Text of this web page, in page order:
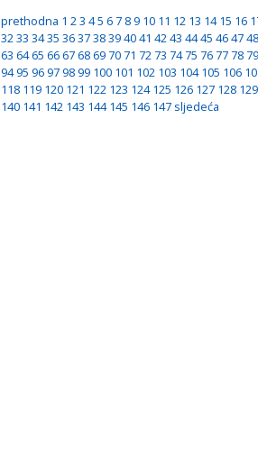
prethodna 1 23 45 6 7 8 9 10 11 12 13 14 15 16
3233 3435 363738394041 4243 4445 464748
63 64 65 66 67 68 69 70 71 72 73 74 75 76 77 78 79
94 95 96 97 98 99 100 101 102 103 104 105 106
118 119 120 121 122 123 124 125 126 127 128 129
140 141 142 143 144 145 146 147 sljedeća